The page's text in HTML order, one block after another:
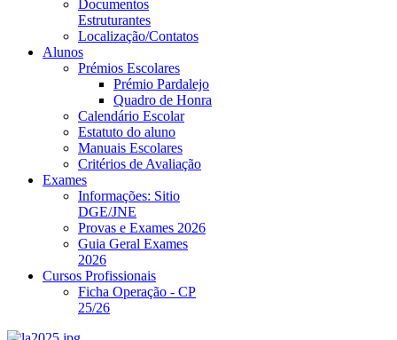
Documentos
Estruturantes
Localização/Contatos
Alunos
Prémios Escolares
Prémio Pardalejo
Quadro de Honra
Calendário Escolar
Estatuto do aluno
Manuais Escolares
Critérios de Avaliação
Exames
Informações: Sitio
DGE/JNE
Provas e Exames 2026
Guia Geral Exames
2026
Cursos Profissionais
Ficha Operação - CP
25/26